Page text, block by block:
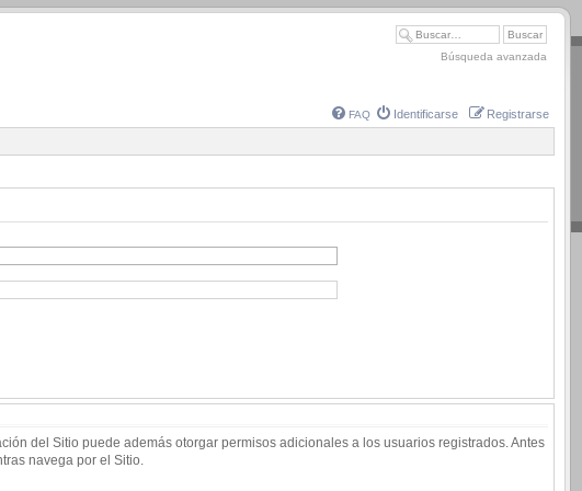
Búsqueda avanzada
FAQ Identificarse Registrarse
del Sitio puede además otorgar permisos adicionales a los usuarios registrados. Antes
navega por el Sitio.